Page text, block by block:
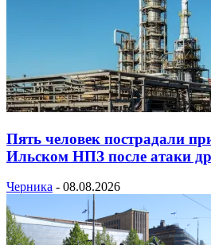
Пять человек пострадали
Ильском НПЗ после атаки
Черника - 08.08.2026